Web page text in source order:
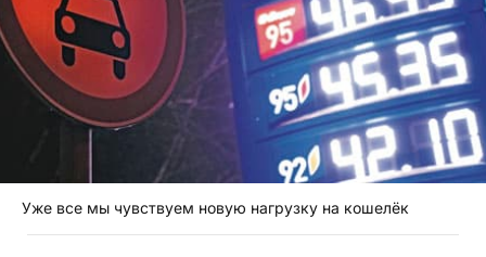
Уже все мы чувствуем новую нагрузку на кошелёк